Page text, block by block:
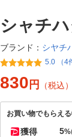
シャチ
ブランド： シヤチ
5.0 （4
830 円 （税込）
お買い物でもらえ
獲得 5%